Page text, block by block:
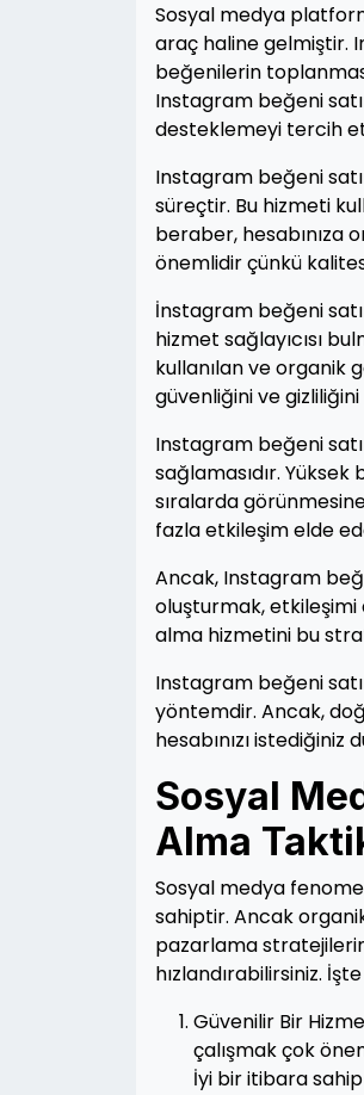
Sosyal medya
araç haline gelmiştir.
beğenilerin
Instagram beğeni
desteklemeyi tercih
Instagram beğeni
süreçtir. Bu hizmeti
beraber, hesabınıza
önemlidir çünkü
İnstagram beğeni
hizmet sağlayıcısı
kullanılan ve organik
güvenliğini ve
Instagram beğeni
sağlamasıdır.
sıralarda
fazla etkileşim elde
Ancak, Instagram
oluşturmak, etkileşimi
alma hizmetini bu
Instagram beğeni
yöntemdir. Ancak,
hesabınızı
Sosyal
Alma
Sosyal medya
sahiptir. Ancak
pazarlama
hızlandırabilirsiniz.
Güvenilir Bir
çalışmak çok
İyi bir itibara